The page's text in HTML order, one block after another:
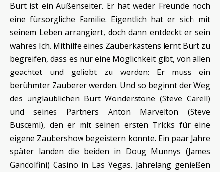
Burt ist ein Außenseiter. Er hat weder Freunde noch
eine fürsorgliche Familie. Eigentlich hat er sich mit
seinem Leben arrangiert, doch dann entdeckt er sein
wahres Ich. Mithilfe eines Zauberkastens lernt Burt zu
begreifen, dass es nur eine Möglichkeit gibt, von allen
geachtet und geliebt zu werden: Er muss ein
berühmter Zauberer werden. Und so beginnt der Weg
des unglaublichen Burt Wonderstone (Steve Carell)
und seines Partners Anton Marvelton (Steve
Buscemi), den er mit seinen ersten Tricks für eine
eigene Zaubershow begeistern konnte. Ein paar Jahre
später landen die beiden in Doug Munnys (James
Gandolfini) Casino in Las Vegas. Jahrelang genießen